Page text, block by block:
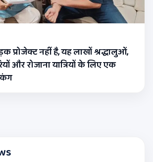
प्रोजेक्ट नहीं है, यह लाखों श्रद्धालुओं,
और रोजाना यात्रियों के लिए एक